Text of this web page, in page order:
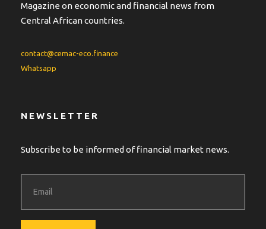
Magazine on economic and financial news from
Central African countries.
contact@cemac-eco.finance
Whatsapp
NEWSLETTER
Subscribe to be informed of financial market news.